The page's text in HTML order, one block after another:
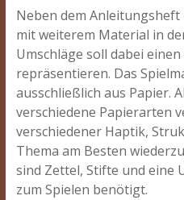
Neben dem Anleitungsheft
mit weiterem Material in
Umschläge soll dabei
repräsentieren. Das
ausschließlich aus Papier.
verschiedene Papierarten
verschiedener Haptik,
Thema am Besten
sind Zettel, Stifte und eine
zum Spielen benötigt.